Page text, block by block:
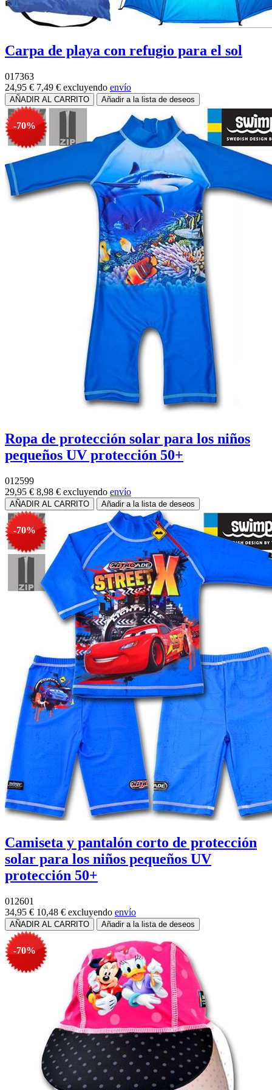
Carpa de playa con refugio para el sol
017363
24,95 € 7,49 € excluyendo envío
-70%
Ropa de protección solar para los niños
pequeños UV protección 50+
012599
29,95 € 8,98 € excluyendo envío
-70%
Camiseta y pantalón corto de protección
solar para los niños pequeños UV
protección 50+
012601
34,95 € 10,48 € excluyendo envío
-70%